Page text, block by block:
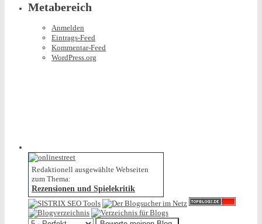
Metabereich
Anmelden
Eintrags-Feed
Kommentar-Feed
WordPress.org
Redaktionell ausgewählte Webseiten
zum Thema:
Rezensionen und Spielekritik